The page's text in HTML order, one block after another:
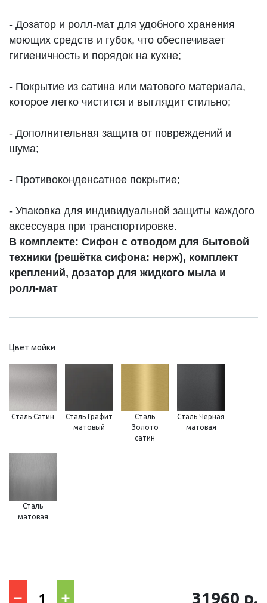
- Дозатор и ролл-мат для удобного хранения
моющих средств и губок, что обеспечивает
гигиеничность и порядок на кухне;
- Покрытие из сатина или матового материала,
которое легко чистится и выглядит стильно;
- Дополнительная защита от повреждений и
шума;
- Противоконденсатное покрытие;
- Упаковка для индивидуальной защиты каждого
аксессуара при транспортировке.
В комплекте: Сифон с отводом для бытовой
техники (решётка сифона: нерж), комплект
креплений, дозатор для жидкого мыла и
ролл-мат
Цвет мойки
Сталь Сатин
Сталь Графит
матовый
Сталь
Золото
сатин
Сталь Черная
матовая
Сталь
матовая
31960 р.